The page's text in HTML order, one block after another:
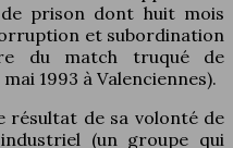
prison dont huit mois
et subordination
du match truqué de
1993 à Valenciennes).
résultat de sa volonté de
(un groupe qui